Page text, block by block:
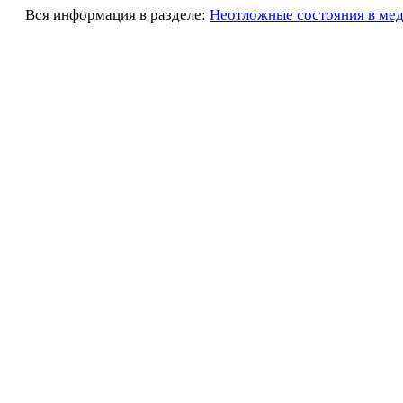
Вся информация в разделе: Неотложные состояния в